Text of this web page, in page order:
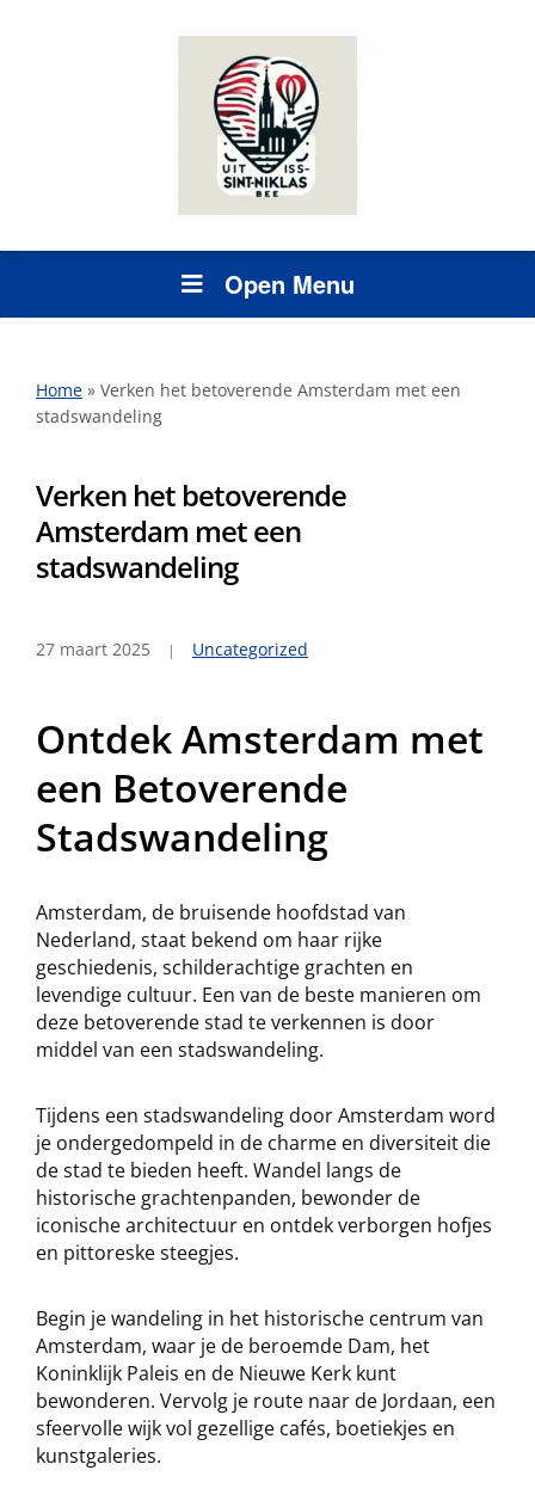
Open Menu
Home » Verken het betoverende Amsterdam met een
stadswandeling
Verken het betoverende
Amsterdam met een
stadswandeling
27 maart 2025 Uncategorized
Ontdek Amsterdam met
een Betoverende
Stadswandeling
Amsterdam, de bruisende hoofdstad van
Nederland, staat bekend om haar rijke
geschiedenis, schilderachtige grachten en
levendige cultuur. Een van de beste manieren om
deze betoverende stad te verkennen is door
middel van een stadswandeling.
Tijdens een stadswandeling door Amsterdam word
je ondergedompeld in de charme en diversiteit die
de stad te bieden heeft. Wandel langs de
historische grachtenpanden, bewonder de
iconische architectuur en ontdek verborgen hofjes
en pittoreske steegjes.
Begin je wandeling in het historische centrum van
Amsterdam, waar je de beroemde Dam, het
Koninklijk Paleis en de Nieuwe Kerk kunt
bewonderen. Vervolg je route naar de Jordaan, een
sfeervolle wijk vol gezellige cafés, boetiekjes en
kunstgaleries.